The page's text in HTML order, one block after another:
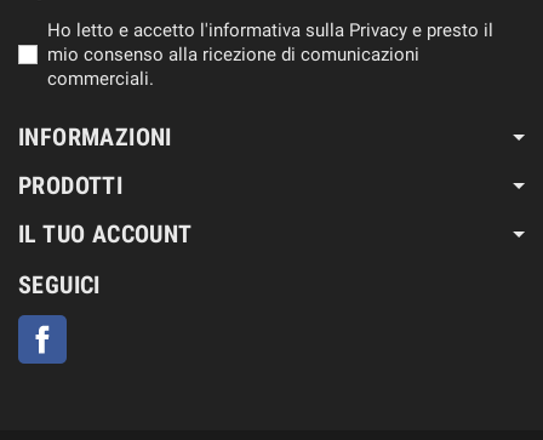
Ho letto e accetto l'informativa sulla Privacy e presto il
mio consenso alla ricezione di comunicazioni
commerciali.
INFORMAZIONI
PRODOTTI
IL TUO ACCOUNT
SEGUICI